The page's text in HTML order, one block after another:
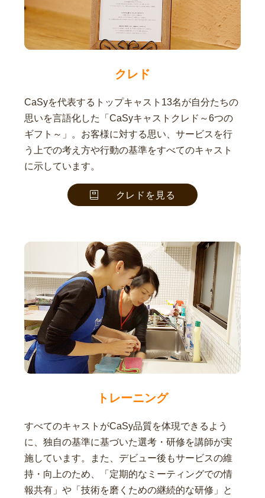
クレド
CaSyを代表するトップキャスト13名が自分たちの
思いを言語化した「CaSyキャストクレド～6つの
ギフト～」。お客様に対する思い、サービスを行
う上での考え方や行動の基準をすべてのキャスト
に示しています。
クレドを見る
トレーニング
すべてのキャストがCaSy品質を体現できるよう
に、独自の基準に基づいた選考・研修を講師が実
施しています。また、デビュー後もサービスの維
持・向上のため、「定期的なミーティングでの情
報共有」や「技術を磨くための継続的な研修」と